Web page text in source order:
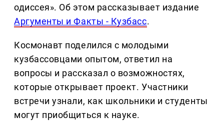
одиссея». Об этом рассказывает издание
Аргументы и Факты - Кузбасс.
Космонавт поделился с молодыми
кузбассовцами опытом, ответил на
вопросы и рассказал о возможностях,
которые открывает проект. Участники
встречи узнали, как школьники и студенты
могут приобщиться к науке.